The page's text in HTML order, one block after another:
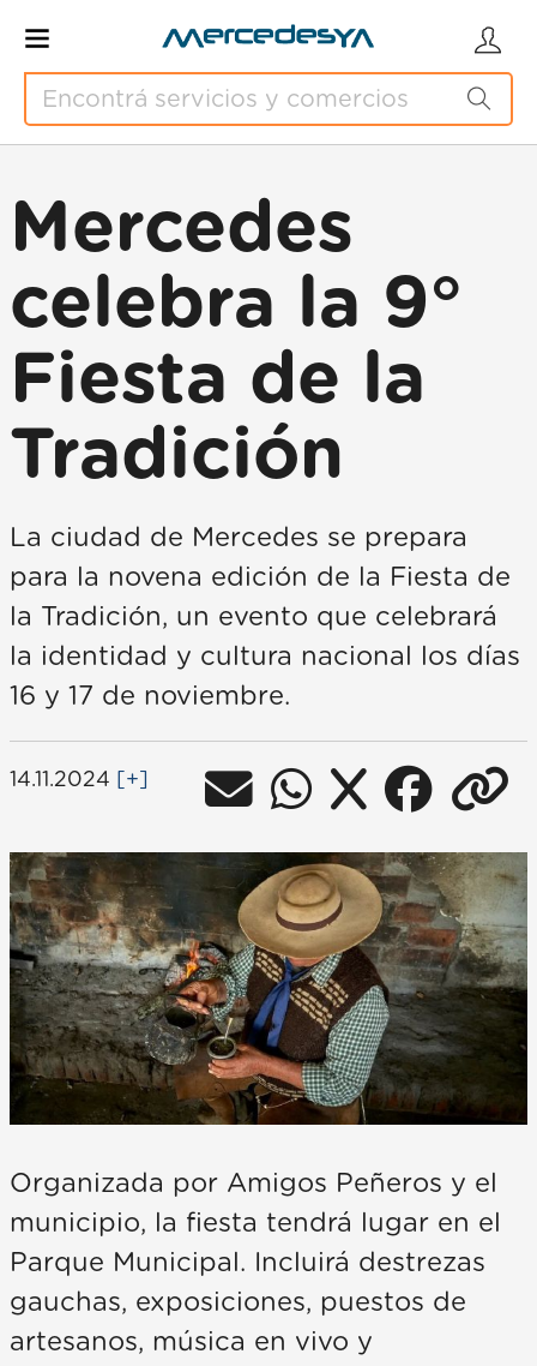
Mercedes
celebra la 9°
Fiesta de la
Tradición
La ciudad de Mercedes se prepara
para la novena edición de la Fiesta de
la Tradición, un evento que celebrará
la identidad y cultura nacional los días
16 y 17 de noviembre.
14.11.2024 [+]
Organizada por Amigos Peñeros y el
municipio, la fiesta tendrá lugar en el
Parque Municipal. Incluirá destrezas
gauchas, exposiciones, puestos de
artesanos, música en vivo y